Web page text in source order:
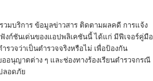
บริการ ข้อมูลข่าวสาร ติดตามผลคดี การแจ้ง
งก์ชันเด่นของแอปพลิเคชันนี้ ได้แก่ มีฟีเจอร์คู่มือ
วจว่าเป็นตำรวจจริงหรือไม่ เพื่อป้องกัน
อนุญาตต่าง ๆ และช่องทางร้องเรียนตำรวจกรณี
ลอดภัย